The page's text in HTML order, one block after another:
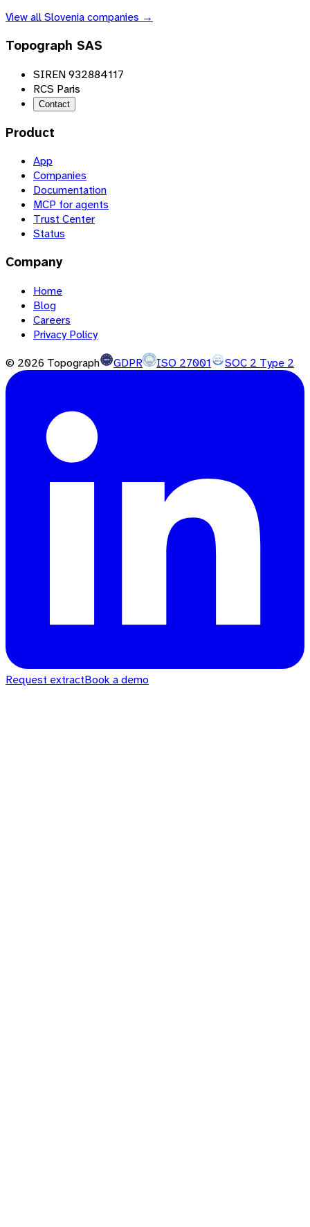
View allSloveniacompanies →
Topograph SAS
SIREN 932884117
RCS Paris
Contact
Product
App
Companies
Documentation
MCP for agents
Trust Center
Status
Company
Home
Blog
Careers
Privacy Policy
© 2026 Topograph GDPR ISO 27001 SOC 2 Type 2
Request extractBook a demo